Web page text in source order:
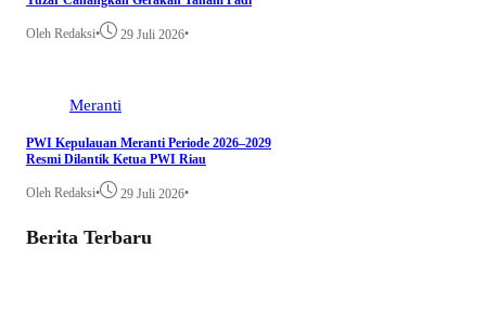
Oleh Redaksi• 29 Juli 2026•
Meranti
PWI Kepulauan Meranti Periode 2026–2029
Resmi Dilantik Ketua PWI Riau
Oleh Redaksi• 29 Juli 2026•
Berita Terbaru